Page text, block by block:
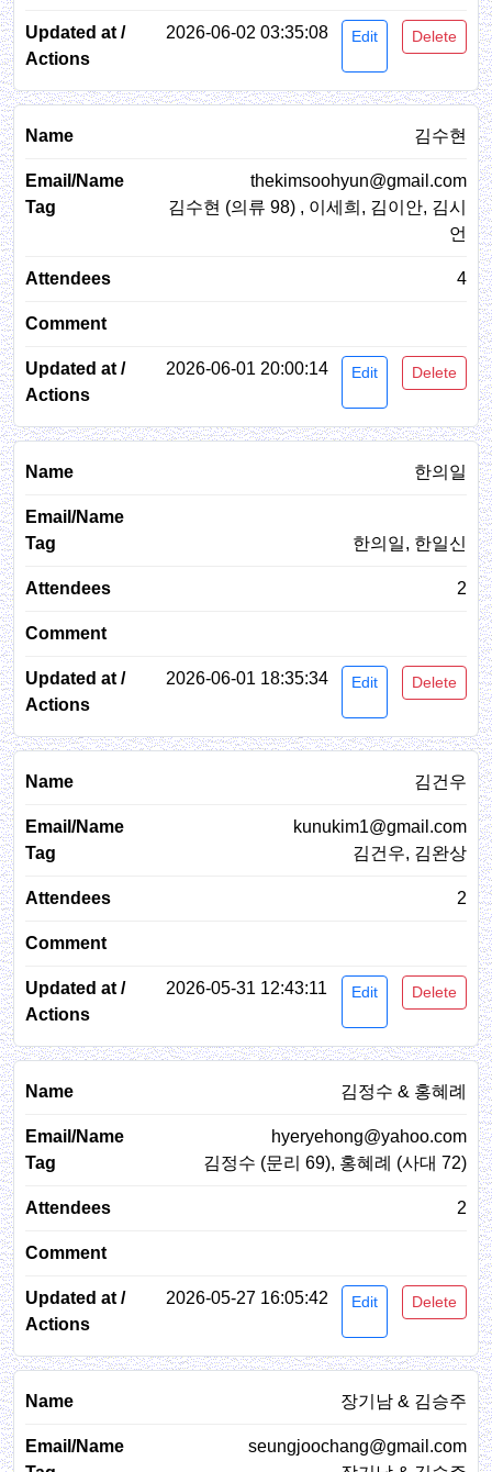
2026-06-02 03:35:08 Edit Delete
김수현
thekimsoohyun@gmail.com
김수현 (의류 98) , 이세희, 김이안, 김시
언
4
2026-06-01 20:00:14 Edit Delete
한의일
한의일, 한일신
2
2026-06-01 18:35:34 Edit Delete
김건우
kunukim1@gmail.com
김건우, 김완상
2
2026-05-31 12:43:11 Edit Delete
김정수 & 홍혜례
hyeryehong@yahoo.com
김정수 (문리 69), 홍혜례 (사대 72)
2
2026-05-27 16:05:42 Edit Delete
장기남 & 김승주
seungjoochang@gmail.com